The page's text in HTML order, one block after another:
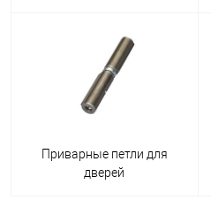
Приварные петли для
дверей